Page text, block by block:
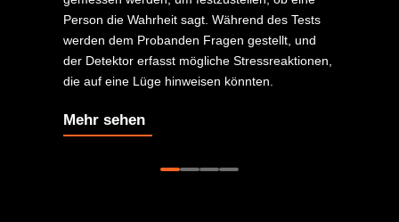
Person die Wahrheit sagt. Während des Tests
werden dem Probanden Fragen gestellt, und
der Detektor erfasst mögliche Stressreaktionen,
die auf eine Lüge hinweisen könnten.
Mehr sehen